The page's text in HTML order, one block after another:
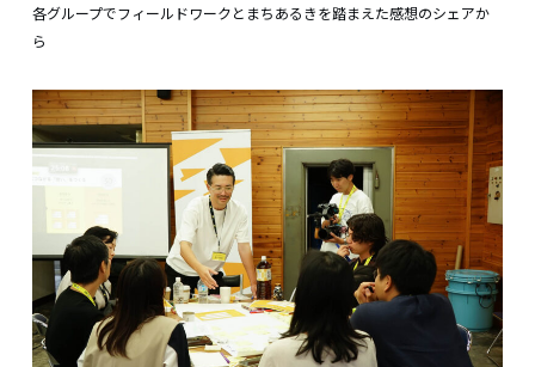
各グループでフィールドワークとまちあるきを踏まえた感想のシェアか
ら